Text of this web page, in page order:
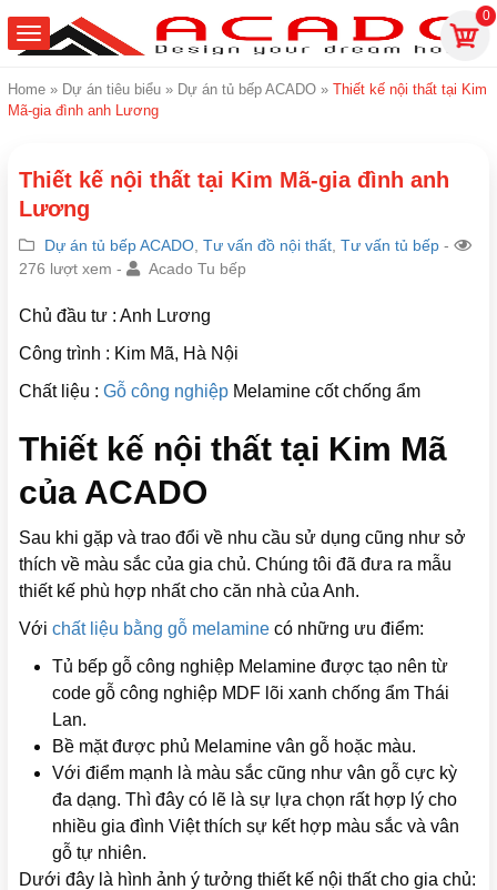
0
Home » Dự án tiêu biểu » Dự án tủ bếp ACADO » Thiết kế nội thất tại Kim
Mã-gia đình anh Lương
Thiết kế nội thất tại Kim Mã-gia đình anh
Lương
Dự án tủ bếp ACADO Tư vấn đồ nội thất Tư vấn tủ bếp -
276 lượt xem -
Acado Tu bếp
Chủ đầu tư : Anh Lương
Công trình : Kim Mã, Hà Nội
Chất liệu : Gỗ công nghiệp Melamine cốt chống ẩm
Thiết kế nội thất tại Kim Mã
của ACADO
Sau khi gặp và trao đổi về nhu cầu sử dụng cũng như sở
thích về màu sắc của gia chủ. Chúng tôi đã đưa ra mẫu
thiết kế phù hợp nhất cho căn nhà của Anh.
Với chất liệu bằng gỗ melamine có những ưu điểm:
Tủ bếp gỗ công nghiệp Melamine được tạo nên từ
code gỗ công nghiệp MDF lõi xanh chống ẩm Thái
Lan.
Bề mặt được phủ Melamine vân gỗ hoặc màu.
Với điểm mạnh là màu sắc cũng như vân gỗ cực kỳ
đa dạng. Thì đây có lẽ là sự lựa chọn rất hợp lý cho
nhiều gia đình Việt thích sự kết hợp màu sắc và vân
gỗ tự nhiên.
Dưới đây là hình ảnh ý tưởng thiết kế nội thất cho gia chủ: